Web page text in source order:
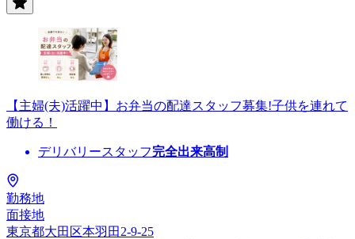
【主婦(夫)活躍中】お弁当の配達スタッフ募集!子供を連れて
働ける！
デリバリースタッフ完全出来高制
勤務地
面接地
東京都大田区本羽田2-9-25